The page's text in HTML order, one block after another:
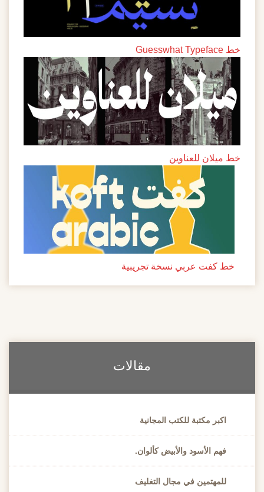
خط Guesswhat Typeface
خط ميلان للعناوين
خط كفت عربي نسخة تجريبية
مقالات
اكبر مكتبة للكتب المجانية
فهم الأسود والأبيض كألوان.
للمهتمين في مجال التغليف